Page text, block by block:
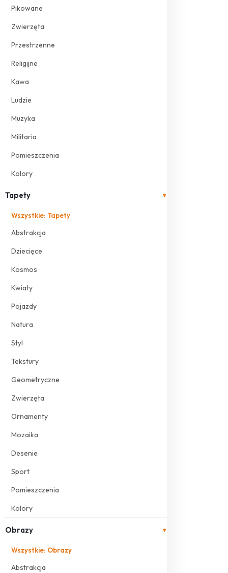
Pikowane
Zwierzęta
Przestrzenne
Religijne
Kawa
Ludzie
Muzyka
Militaria
Pomieszczenia
Kolory
Tapety ▾
Wszystkie: Tapety
Abstrakcja
Dziecięce
Kosmos
Kwiaty
Pojazdy
Natura
Styl
Tekstury
Geometryczne
Zwierzęta
Ornamenty
Mozaika
Desenie
Sport
Pomieszczenia
Kolory
Obrazy ▾
Wszystkie: Obrazy
Abstrakcja